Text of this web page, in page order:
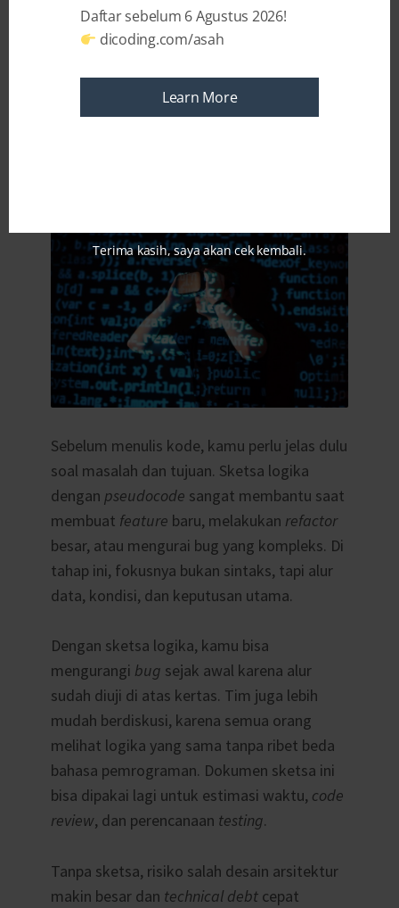
sketsa menjadi kode nyata. Setiap bagian
dilengkapi langkah-langkah, contoh, dan
Pentingnya Menyusun
Sebelum menulis kode, kamu perlu jelas dulu
soal masalah dan tujuan. Sketsa logika
dengan pseudocode sangat membantu saat
membuat feature baru, melakukan refactor
besar, atau mengurai bug yang kompleks. Di
tahap ini, fokusnya bukan sintaks, tapi alur
data, kondisi, dan keputusan utama.
Dengan sketsa logika, kamu bisa
mengurangi bug sejak awal karena alur
sudah diuji di atas kertas. Tim juga lebih
mudah berdiskusi, karena semua orang
melihat logika yang sama tanpa ribet beda
bahasa pemrograman. Dokumen sketsa ini
bisa dipakai lagi untuk estimasi waktu, code
review, dan perencanaan testing.
Tanpa sketsa, risiko salah desain arsitektur
makin besar dan technical debtcepat
Daftar sebelum 6 Agustus 2026!
dicoding.com/asah
Learn More
Terima kasih, saya akan cek kembali.